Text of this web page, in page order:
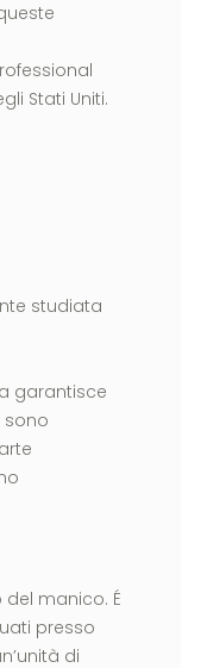
Stati Uniti.
studiata
garantisce
manico. É
presso
di